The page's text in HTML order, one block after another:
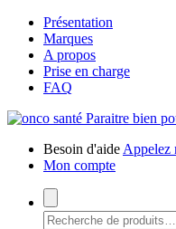
Présentation
Marques
A propos
Prise en charge
FAQ
Paraitre bien
Besoin d'aide Appelez
Mon compte